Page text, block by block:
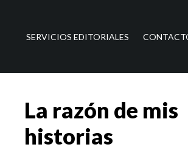
SERVICIOS EDITORIALES
La razón de mis
historias